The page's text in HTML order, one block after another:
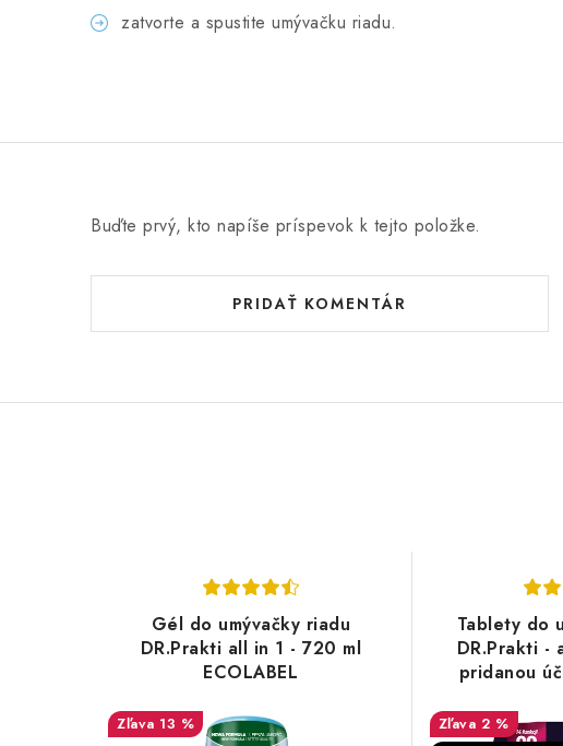
zatvorte a spustite umývačku riadu.
Buďte prvý, kto napíše príspevok k tejto položke.
PRIDAŤ KOMENTÁR
Gél do umývačky riadu
DR.Prakti all in 1 - 720 ml
ECOLABEL
13 %
Tablety do
DR.Prakti -
pridanou
2 %